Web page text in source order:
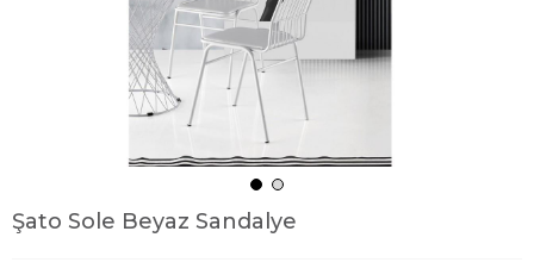
Şato Sole Beyaz Sandalye